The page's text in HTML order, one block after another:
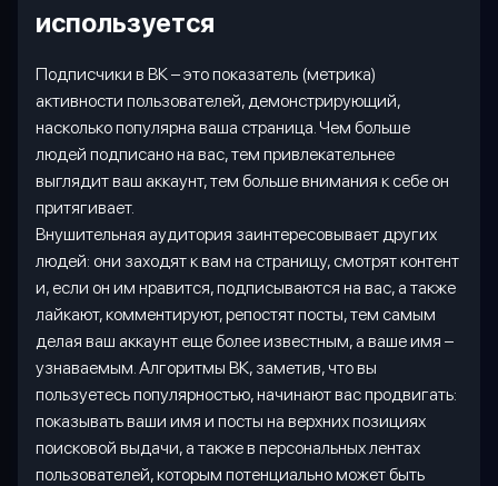
используется
Подписчики в ВК – это показатель (метрика)
активности пользователей, демонстрирующий,
насколько популярна ваша страница. Чем больше
людей подписано на вас, тем привлекательнее
выглядит ваш аккаунт, тем больше внимания к себе он
притягивает.
Внушительная аудитория заинтересовывает других
людей: они заходят к вам на страницу, смотрят контент
и, если он им нравится, подписываются на вас, а также
лайкают, комментируют, репостят посты, тем самым
делая ваш аккаунт еще более известным, а ваше имя –
узнаваемым. Алгоритмы ВК, заметив, что вы
пользуетесь популярностью, начинают вас продвигать:
показывать ваши имя и посты на верхних позициях
поисковой выдачи, а также в персональных лентах
пользователей, которым потенциально может быть